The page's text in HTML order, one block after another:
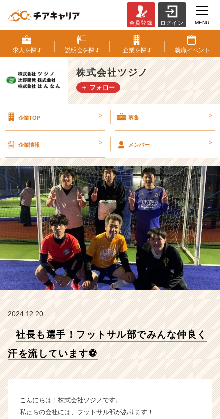
長
も
選
手！
フ
ッ
部
ん
な
仲
良
く
汗
を
流
し
て
い
ま
す
社
ジ
の
イ
ム
会員登録 ログイン MENU
求人を探す 説明会を探す 企業を探す 就職イベント
株式会社ツジノ
＋ フォロー
企業TOP > 募集 >
企業情報 > メンバー >
2024.12.20
社長も選手！フットサル部でみんな仲良く
汗を流しています⚽
こんにちは！株式会社ツジノです。
私たちの会社には、フットサル部があります！